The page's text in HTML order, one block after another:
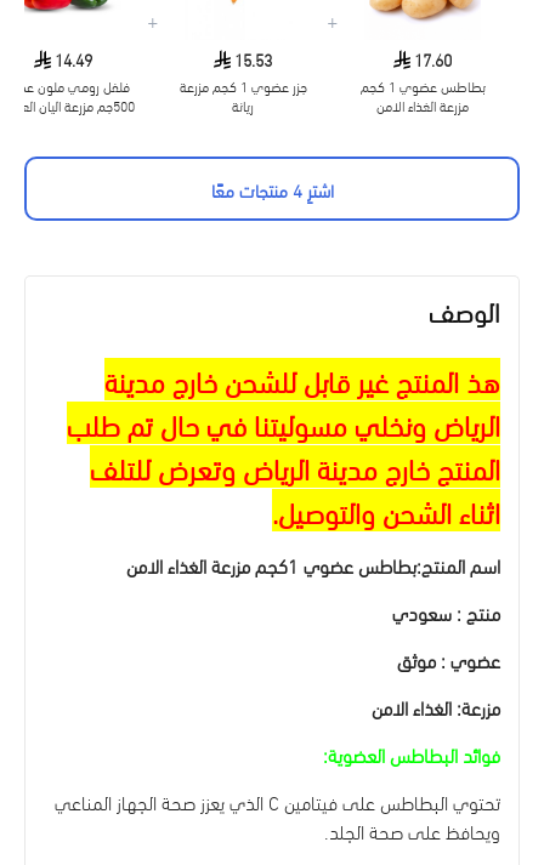
17.60
بطاطس عضوي 1 كجم
مزرعة الغذاء الامن
+
15.53
جزر عضوي 1 كجم مزرعة
ريانة
+
14.49
فلفل رومي ملون
500جم مزرعة اليان العضوية
اشترِ 4 منتجات معًا
الوصف
هذ المنتج غير قابل للشحن خارج مدينة
الرياض ونخلي مسوليتنا في حال تم طلب
المنتج خارج مدينة الرياض وتعرض للتلف
اثناء الشحن والتوصيل.
اسم المنتج:بطاطس عضوي 1كجم مزرعة الغذاء الامن
منتج : سعودي
عضوي : موثق
مزرعة: الغذاء الامن
فوائد البطاطس العضوية:
تحتوي البطاطس على فيتامين C الذي يعزز صحة الجهاز المناعي
ويحافظ على صحة الجلد.